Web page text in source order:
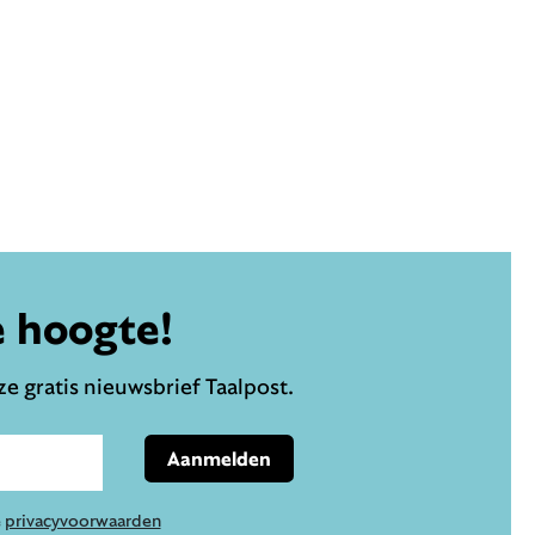
hoogte!
gratis nieuwsbrief Taalpost.
privacyvoorwaarden
Aanmelden